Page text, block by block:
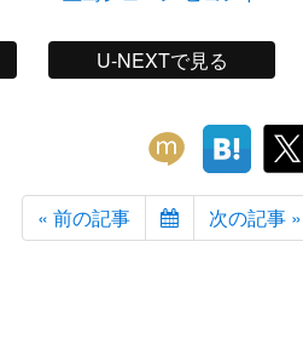
U-NEXTで見る
« 前の記事 次の記事 »